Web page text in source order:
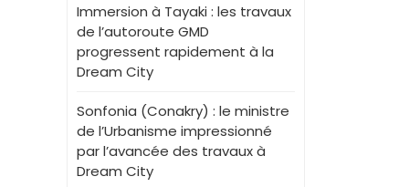
Immersion à Tayaki : les travaux
de l’autoroute GMD
progressent rapidement à la
Dream City
Sonfonia (Conakry) : le ministre
de l’Urbanisme impressionné
par l’avancée des travaux à
Dream City